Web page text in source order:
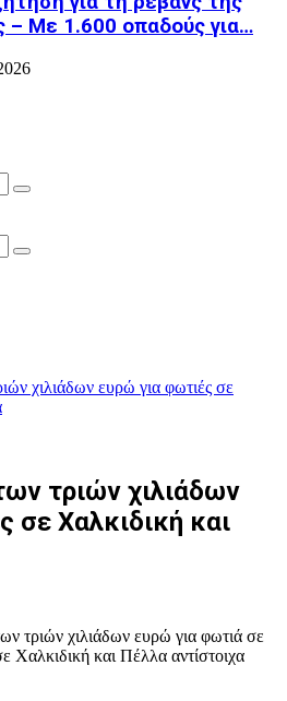
– Με 1.600 οπαδούς για…
Search
Search
χιλιάδων ευρώ για φωτιές σε
τριών χιλιάδων
σε Χαλκιδική και
τριών χιλιάδων ευρώ για φωτιά σε
Χαλκιδική και Πέλλα αντίστοιχα